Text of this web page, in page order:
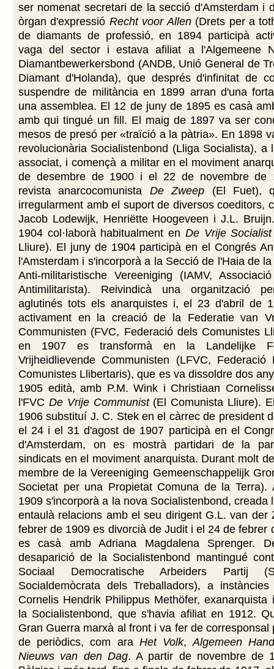
ser nomenat secretari de la secció d'Amsterdam i
òrgan d'expressió Recht voor Allen(Drets per a
de diamants de professió, en 1894 participà
vaga del sector i estava afiliat a l'Algemeene
Diamantbewerkersbond (ANDB, Unió General de
Diamant d'Holanda), que després d'infinitat de
suspendre de militància en 1899 arran d'una
una assemblea. El 12 de juny de 1895 es casà
amb qui tingué un fill. El maig de 1897 va ser
mesos de presó per «traïció a la pàtria». En 1898
revolucionària Socialistenbond (Lliga Socialista), a
associat, i començà a militar en el moviment
de desembre de 1900 i el 22 de novembre de
revista anarcocomunista De Zweep (El Fuet),
irregularment amb el suport de diversos coeditors,
Jacob Lodewijk, Henriëtte Hoogeveen i J.L.
1904 col·laborà habitualment en De Vrije Socialist
Lliure). El juny de 1904 participà en el Congrés
l'Amsterdam i s'incorporà a la Secció de l'Haia de
Anti-militaristische Vereeniging (IAMV,
Antimilitarista). Reivindicà una organització
aglutinés tots els anarquistes i, el 23 d'abril de
activament en la creació de la Federatie van
Communisten (FVC, Federació dels Comunistes
en 1907 es transformà en la Landelijke
Vrijheidlievende Communisten (LFVC, Federació
Comunistes Llibertaris), que es va dissoldre dos
1905 edità, amb P.M. Wink i Christiaan
l'FVC De Vrije Communist(El Comunista Lliure).
1906 substituí J. C. Stek en el càrrec de president
el 24 i el 31 d'agost de 1907 participà en el
d'Amsterdam, on es mostrà partidari de la
sindicats en el moviment anarquista. Durant molt
membre de la Vereeniging Gemeenschappelijk
Societat per una Propietat Comuna de la Terra).
1909 s'incorporà a la nova Socialistenbond, creada
entaulà relacions amb el seu dirigent G.L. van der
febrer de 1909 es divorcià de Judit i el 24 de febrer
es casà amb Adriana Magdalena Sprenger.
desaparició de la Socialistenbond mantingué
Sociaal Democratische Arbeiders Partij
Socialdemòcrata dels Treballadors), a
Cornelis Hendrik Philippus Methöfer, exanarquista
la Socialistenbond, que s'havia afiliat en 1912.
Gran Guerra marxà al front i va fer de corresponsal
de periòdics, com ara Het Volk,Algemeen
Nieuws van den Dag. A partir de novembre de